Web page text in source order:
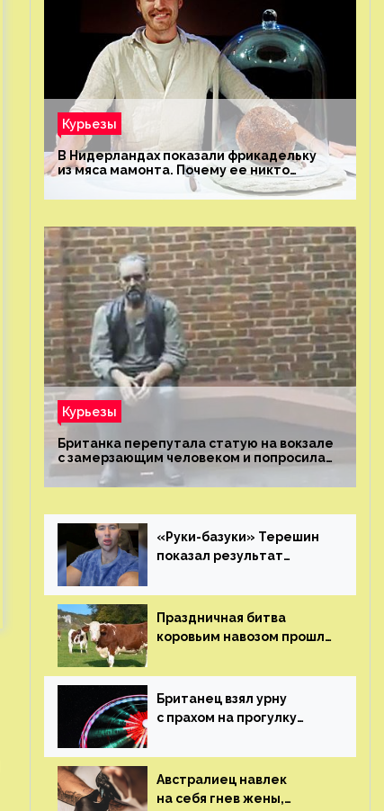
Курьезы
В Нидерландах показали фрикадельку
из мяса мамонта. Почему ее никто
Курьезы
Британка перепутала статую на вокзале
с замерзающим человеком и попросила
о помощи
«Руки-базуки» Терешин
показал результат
Праздничная битва
коровьим навозом прошла
Британец взял урну
с прахом на прогулку
Австралиец навлек
на себя гнев жены,